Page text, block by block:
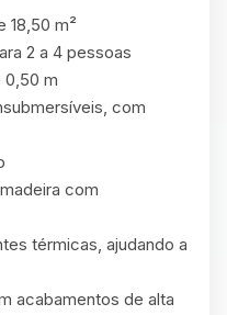
18,50 m²
2 a 4 pessoas
0,50 m
com
com
térmicas, ajudando a
acabamentos de alta